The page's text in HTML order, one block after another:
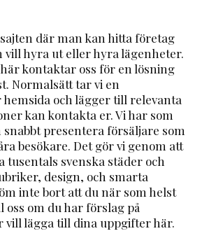
där man kan hitta företag
vill hyra ut eller hyra lägenheter.
kontaktar oss för en lösning
Normalsätt tar vi en
och lägger till relevanta
kan kontakta er. Vi har som
presentera försäljare som
besökare. Det gör vi genom att
tusentals svenska städer och
design, och smarta
inte bort att du när som helst
oss om du har förslag på
lägga till dina uppgifter här.